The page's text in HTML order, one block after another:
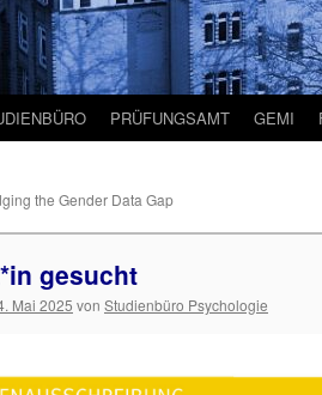
PRÜFUNGSAMT GEMI
the Gender Data Gap
gesucht
Mai 2025 von Studienbüro Psychologie